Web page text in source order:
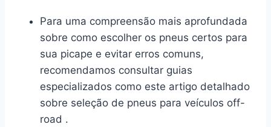
Para uma compreensão mais aprofundada
sobre como escolher os pneus certos para
sua picape e evitar erros comuns,
recomendamos consultar guias
especializados como este artigo detalhado
sobre seleção de pneus para veículos off-
road .